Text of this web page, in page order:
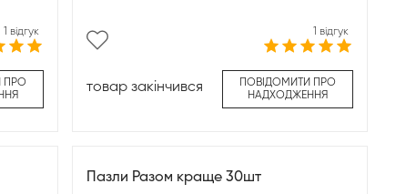
1 відгук
ПРО
1 відгук
товар закінчився
ПОВІДОМИТИ ПРО
НАДХОДЖЕННЯ
Пазли Разом краще 30шт